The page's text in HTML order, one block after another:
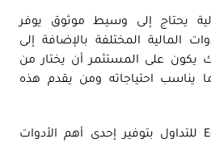
يحتاج إلى وسيط موثوق يوفر
المالية المختلفة بالإضافة إلى
يكون على المستثمر أن يختار من
يناسب احتياجاته ومن يقدم هذه
تتميز شركة اكويتي Equiti للتداول بتوفير إحدى أهم الأدوات